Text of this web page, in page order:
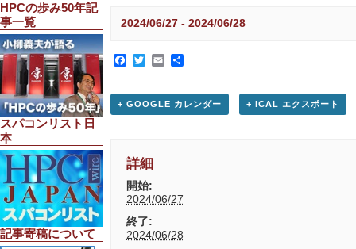
HPCの歩み50年記
事一覧
スパコンリスト日
本
記事寄稿について
2024/06/27- 2024/06/28
Facebook
TwitterEmail
共
+ GOOGLE カレンダー + ICAL エクスポート
詳細
開始:
2024/06/27
終了:
2024/06/28